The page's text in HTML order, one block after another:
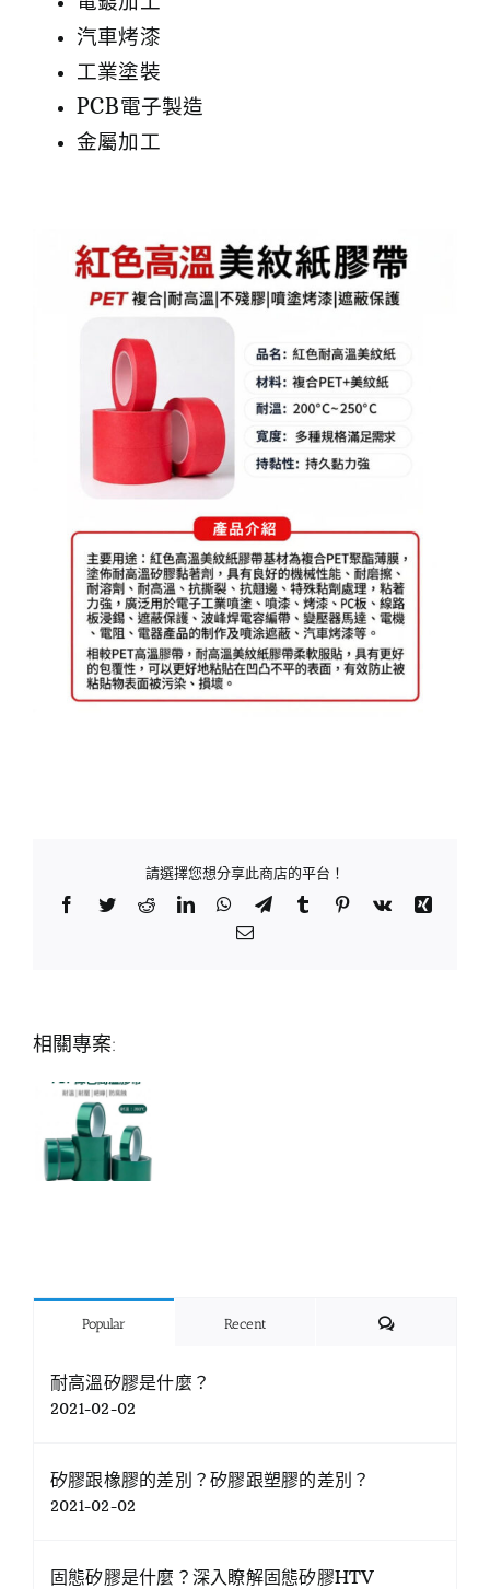
汽車烤漆
工業塗裝
PCB電子製造
金屬加工
請選擇您想分享此商店的平台！
Facebook
TwitterRedditLinkedInWhatsApp
TelegramTumblr Pinterest
Vk
Xing
Email:
相關專案:
Popular Recent Comments
耐高溫矽膠是什麼？
2021-02-02
矽膠跟橡膠的差別？矽膠跟塑膠的差別？
2021-02-02
固態矽膠是什麼？深入瞭解固態矽膠HTV